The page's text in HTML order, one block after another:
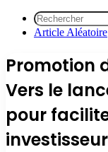
Article Aléatoire
Promotion
Vers le
pour